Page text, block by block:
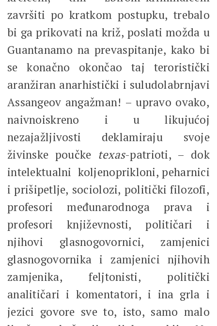
završiti po kratkom postupku, trebalo
bi ga prikovati na križ, poslati možda u
Guantanamo na prevaspitanje, kako bi
se konačno okončao taj teroristički
aranžiran anarhistički i suludolabrnjavi
Assangeov angažman! – upravo ovako,
naivnoiskreno i u likujućoj
nezajažljivosti deklamiraju svoje
živinske poučke texas­-patrioti, – dok
intelektualni koljenoprikloni, peharnici
i prišipetlje, sociolozi, politički filozofi,
profesori međunarodnoga prava i
profesori književnosti, političari i
njihovi glasnogovornici, zamjenici
glasnogovornika i zamjenici njihovih
zamjenika, feljtonisti, politički
analitičari i komentatori, i ina grla i
jezici govore sve to, isto, samo malo